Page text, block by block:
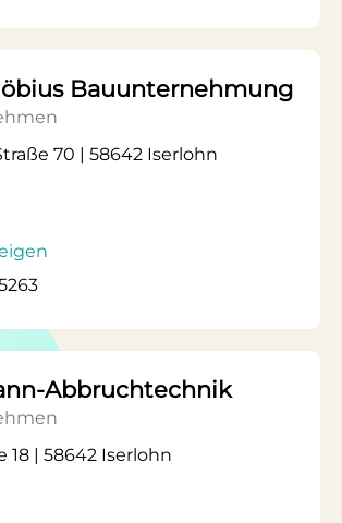
Bauunternehmung
70 | 58642 Iserlohn
Abbruchtechnik
18 | 58642 Iserlohn